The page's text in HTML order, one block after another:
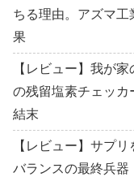
ちる理由。アズマ
果
【レビュー】我が
の残留塩素チェッ
結末
【レビュー】サプ
バランスの最終兵器